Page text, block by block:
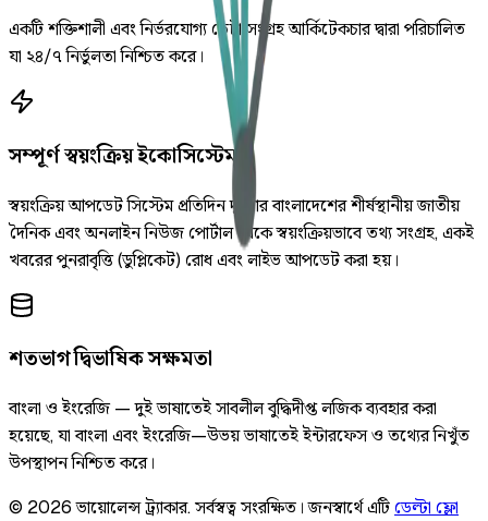
একটি শক্তিশালী এবং নির্ভরযোগ্য ডেটা সংগ্রহ আর্কিটেকচার দ্বারা পরিচালিত
যা ২৪/৭ নির্ভুলতা নিশ্চিত করে।
সম্পূর্ণ স্বয়ংক্রিয় ইকোসিস্টেম
স্বয়ংক্রিয় আপডেট সিস্টেম প্রতিদিন দুইবার বাংলাদেশের শীর্ষস্থানীয় জাতীয়
দৈনিক এবং অনলাইন নিউজ পোর্টাল থেকে স্বয়ংক্রিয়ভাবে তথ্য সংগ্রহ, একই
খবরের পুনরাবৃত্তি (ডুপ্লিকেট) রোধ এবং লাইভ আপডেট করা হয়।
শতভাগ দ্বিভাষিক সক্ষমতা
বাংলা ও ইংরেজি — দুই ভাষাতেই সাবলীল বুদ্ধিদীপ্ত লজিক ব্যবহার করা
হয়েছে, যা বাংলা এবং ইংরেজি—উভয় ভাষাতেই ইন্টারফেস ও তথ্যের নিখুঁত
উপস্থাপন নিশ্চিত করে।
© 2026 ভায়োলেন্স ট্র্যাকার.সর্বস্বত্ব সংরক্ষিত। জনস্বার্থে এটিডেল্টা ফ্লো